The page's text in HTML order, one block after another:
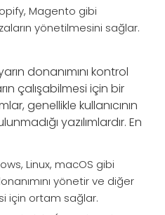
Magento gibi
yönetilmesini sağlar.
donanımını kontrol
çalışabilmesi için bir
genellikle kullanıcının
yazılımlardır. En
Linux, macOS gibi
yönetir ve diğer
için ortam sağlar.